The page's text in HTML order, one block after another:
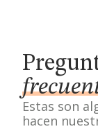
Estas son
hacen